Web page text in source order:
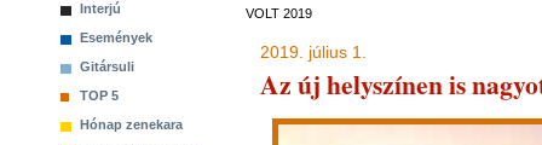
Interjú
Események
Gitársuli
TOP 5
Hónap zenekara
VOLT 2019
2019. július 1.
Az új helyszínen is